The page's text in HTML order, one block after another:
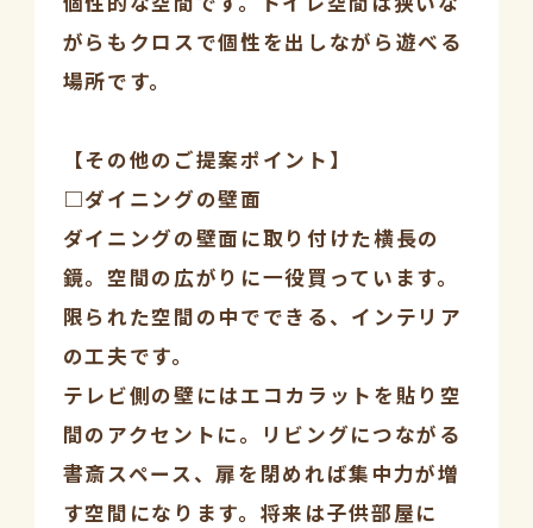
がらもクロスで個性を出しながら遊べる
場所です。
【その他のご提案ポイント】
□ダイニングの壁面
ダイニングの壁面に取り付けた横長の
鏡。空間の広がりに一役買っています。
限られた空間の中でできる、インテリア
の工夫です。
テレビ側の壁にはエコカラットを貼り空
間のアクセントに。リビングにつながる
書斎スペース、扉を閉めれば集中力が増
す空間になります。将来は子供部屋に